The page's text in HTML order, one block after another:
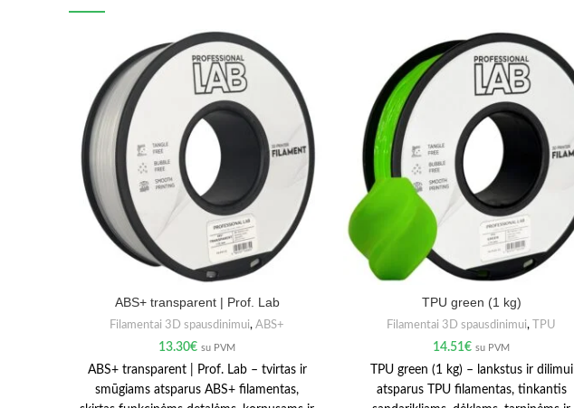
ABS+ transparent | Prof. Lab
Filamentai 3D spausdinimui, ABS+
13.30€ su PVM
ABS+ transparent | Prof. Lab – tvirtas ir
smūgiams atsparus ABS+ filamentas,
TPU green (1 kg)
Filamentai 3D spausdinimui,
TPU
14.51€ su PVM
TPU green (1 kg) – lankstus ir dilimui
atsparus TPU filamentas, tinkantis